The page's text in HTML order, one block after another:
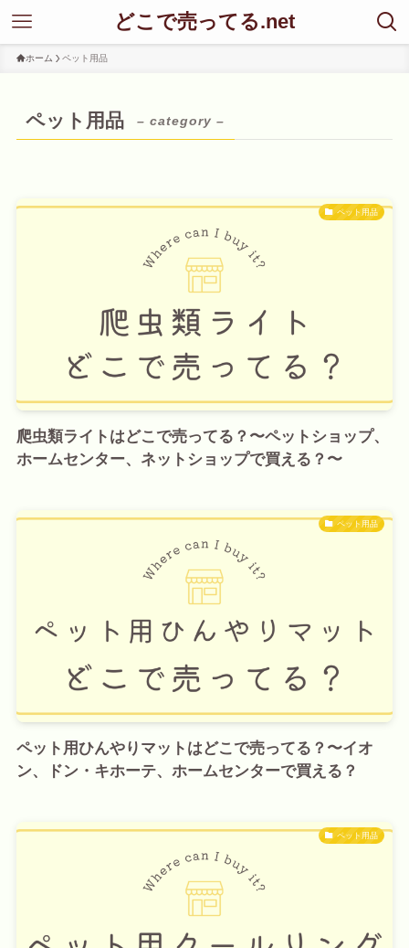
どこで売ってる.net
ホーム ペット用品
ペット用品 – category –
ペット用品
爬虫類ライトはどこで売ってる？〜ペットショップ、
ホームセンター、ネットショップで買える？〜
ペット用品
ペット用ひんやりマットはどこで売ってる？〜イオ
ン、ドン・キホーテ、ホームセンターで買える？
ペット用品